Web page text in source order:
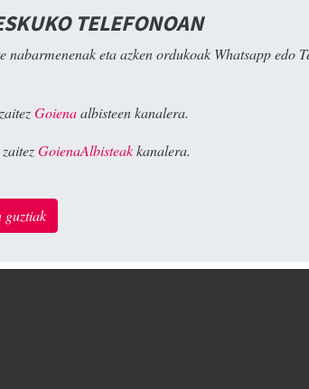
TELEFONOAN
nabarmenenak eta azken ordukoak Whatsapp edo
Goienaalbisteen kanalera.
GoienaAlbisteakkanalera.
guztiak